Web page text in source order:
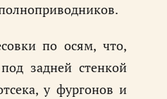
по осям, что,
задней стенкой
у фургонов и